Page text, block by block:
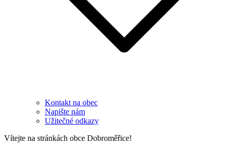
Kontakt na obec
Napište nám
Užitečné odkazy
Vítejte na stránkách obce Dobroměřice!